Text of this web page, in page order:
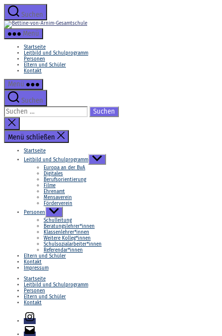
Zum
Inhalt
springenSuchen
Bettine-
Menü
Startseite
Leitbild und Schulprogramm
Personen
Eltern und Schüler
Kontakt
Menü
Suchen
Suchen
nach:
Suche
schließen
Menü schließen
Startseite
Leitbild und Schulprogramm
Untermenü
anzeigen
Europa an der BvA
Digitales
Berufsorientierung
Filme
Ehrenamt
Mensaverein
Förderverein
Personen
Untermenü
anzeigen
Schulleitung
Beratungslehrer*innen
Klassenlehrer*innen
Weitere Kolleg*innen
Schulsozialarbeiter*innen
Referendar*innen
Eltern und Schüler
Kontakt
Impressum
Startseite
Leitbild und Schulprogramm
Personen
Eltern und Schüler
Kontakt
Instagram
E-
Mail